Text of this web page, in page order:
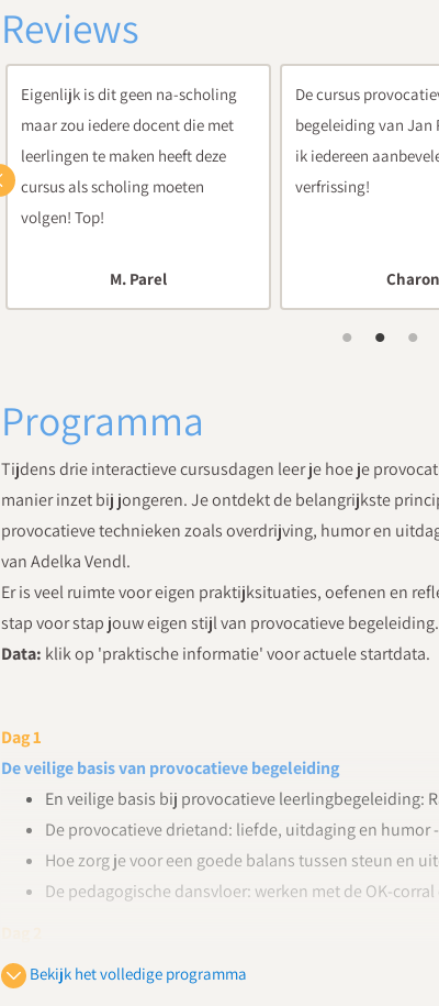
Reviews
De cursus provocatieve
begeleiding van Jan Ruigrok kan
ik iedereen aanbevelen. Wat een
verfrissing!
Charon
Prima cursus
Onderwijs. Goed
cursus en goed
praktijk
Evert
Programma
Tijdens drie interactieve cursusdagen leer je hoe je
manier inzet bij jongeren. Je ontdekt de belangrijkste
provocatieve technieken zoals overdrijving, humor en
van Adelka Vendl.
Er is veel ruimte voor eigen praktijksituaties, oefenen en
stap voor stap jouw eigen stijl van provocatieve begeleiding.
Data: klik op 'praktische informatie' voor actuele startdata.
Dag 1
De veilige basis van provocatieve begeleiding
En veilige basis bij provocatieve leerlingbegeleiding:
De provocatieve drietand: liefde, uitdaging en humor
Hoe zorg je voor een goede balans tussen steun en
De pedagogische dansvloer: werken met de OK-
Provocerende technieken in jouw lespraktijk
Bekijk het volledige programma